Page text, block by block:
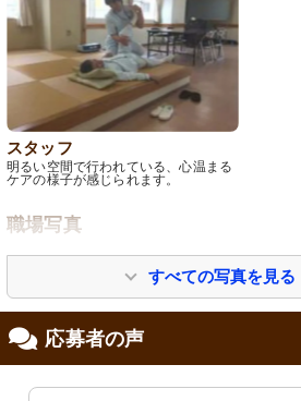
スタッフ
明るい空間で行われている、心温まる
ケアの様子が感じられます。
職場写真
すべての写真を見る
応募者の声